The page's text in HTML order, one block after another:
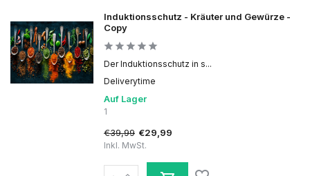
Induktionsschutz - Kräuter und Gewürze -
Copy
Der Induktionsschutz in s...
Deliverytime
Auf Lager
1
€39,99 €29,99
Inkl. MwSt.